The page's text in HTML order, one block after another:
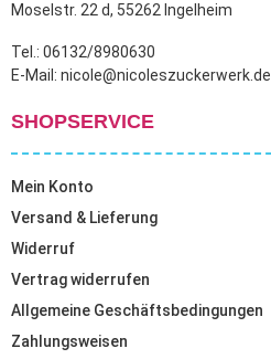
Moselstr. 22 d, 55262 Ingelheim
Tel.: 06132/8980630
E-Mail: nicole@nicoleszuckerwerk.de
SHOPSERVICE
Mein Konto
Versand & Lieferung
Widerruf
Vertrag widerrufen
Allgemeine Geschäftsbedingungen
Zahlungsweisen